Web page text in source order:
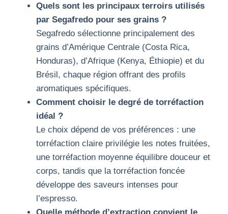
Quels sont les principaux terroirs utilisés
par Segafredo pour ses grains ?
Segafredo sélectionne principalement des
grains d’Amérique Centrale (Costa Rica,
Honduras), d’Afrique (Kenya, Éthiopie) et du
Brésil, chaque région offrant des profils
aromatiques spécifiques.
Comment choisir le degré de torréfaction
idéal ?
Le choix dépend de vos préférences : une
torréfaction claire privilégie les notes fruitées,
une torréfaction moyenne équilibre douceur et
corps, tandis que la torréfaction foncée
développe des saveurs intenses pour
l’espresso.
Quelle méthode d’extraction convient le